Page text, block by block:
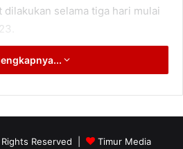
selama tiga hari mulai
lawatan di sana dilakukan Badan
kegiatan kedewanan. Tujuan
ini, urai Wakil Ketua
tak lain pihaknya ingin belajar
Reserved | Timur Media